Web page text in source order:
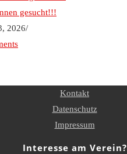
gesucht!!!
2026/
Kontakt
Datenschutz
Impressum
Interesse am Verein?